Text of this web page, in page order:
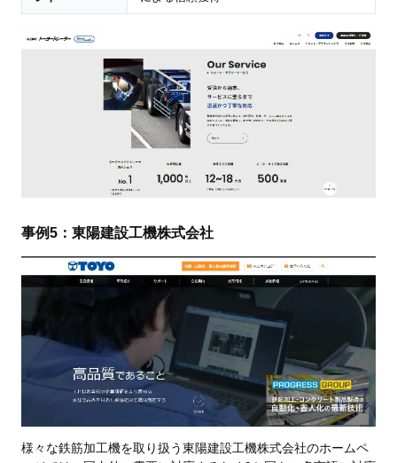
事例5：東陽建設工機株式会社
様々な鉄筋加工機を取り扱う東陽建設工機株式会社のホームペ